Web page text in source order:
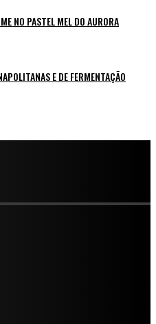
NO PASTEL MEL DO AURORA
E DE FERMENTAÇÃO